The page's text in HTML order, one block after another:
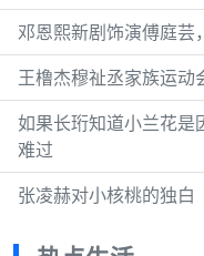
邓恩熙新剧饰演傅庭芸
王橹杰穆祉丞家族运动
如果长珩知道小兰花是
难过
张凌赫对小核桃的独白